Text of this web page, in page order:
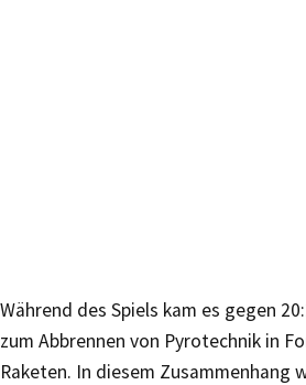
Während des Spiels kam es gegen
zum Abbrennen von Pyrotechnik in
Raketen. In diesem Zusammenhang